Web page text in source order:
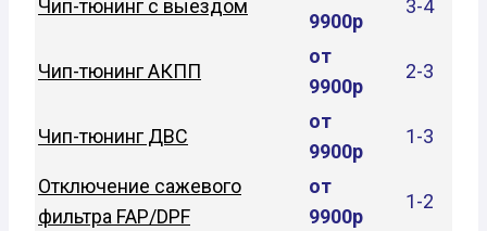
Чип-тюнинг с выездом
9900р
3-4
Чип-тюнинг АКПП
от
9900р
2-3
Чип-тюнинг ДВС
от
9900р
1-3
Отключение сажевого
фильтра FAP/DPF
от
9900р
1-2